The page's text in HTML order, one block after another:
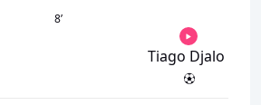
8’
Tiago Djalo